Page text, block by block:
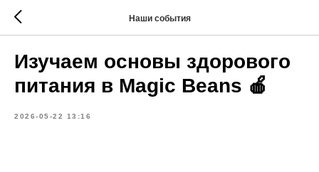
Наши события
Изучаем основы здорового
питания в Magic Beans 🍎
2026-05-22 13:16